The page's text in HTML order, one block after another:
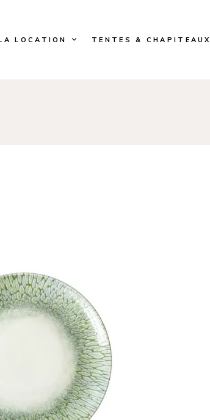
LOCATION TENTES & CHAPITEAUX